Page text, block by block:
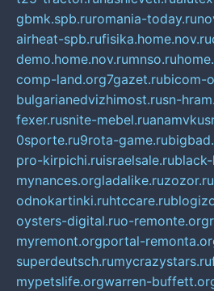
gbmk.spb.ruromania-today.ru
airheat-spb.rufisika.home.nov.ru
demo.home.nov.rumnso.ru
comp-land.org7gazet.rubicom-
bulgarianedvizhimost.rusn-
fexer.rusnite-mebel.ru
0sporte.ru9rota-game.ru
pro-kirpichi.ruisraelsale.ru
mynances.orgladalike.ruzozor.ru
odnokartinki.ruhtccare.ru
oysters-digital.ruo-remonte.org
myremont.orgportal-
superdeutsch.rumycrazystars.ru
mypetslife.orgwarren-